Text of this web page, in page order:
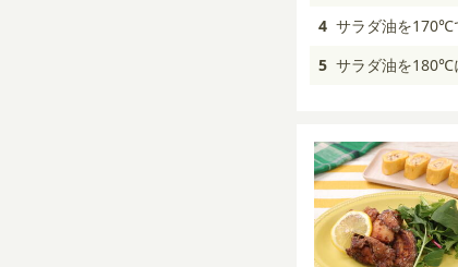
4 サラダ油を170℃
5 サラダ油を180℃